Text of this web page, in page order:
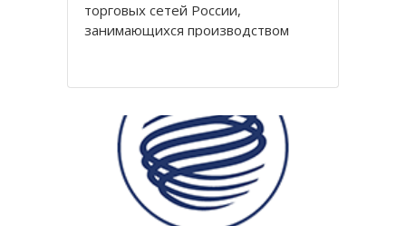
торговых сетей России,
занимающихся производством
является одним из представителей
Головной офис федеральной
обувной сети Вестфалика в